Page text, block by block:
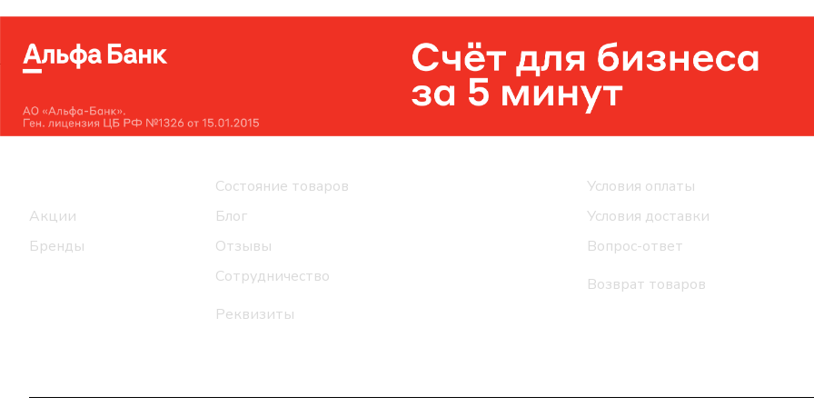
Акции
Бренды
Состояние товаров
Блог
Отзывы
Сотрудничество
Реквизиты
Условия оплаты
Условия доставки
Вопрос-ответ
Возврат товаров